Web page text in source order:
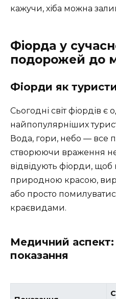
кажучи, хіба можна
Фіорда у
подорожей до
Фіорди як
Сьогодні світ фіордів є
найпопулярніших
Вода, гори, небо — все
створюючи враження
відвідують фіорди, щоб
природною красою,
або просто
краєвидами.
Медичний аспект:
показання